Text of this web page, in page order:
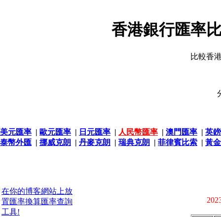
香港銀行匯率
比較香
美元匯率 | 歐元匯率 | 日元匯率 | 人民幣匯率 | 澳門匯率 | 英
泰幣外匯 | 挪威克朗 | 丹麥克朗 | 瑞典克朗 | 菲律賓比索 | 黃
在你的博客網站上放
置匯率換算匯率查詢
工具!